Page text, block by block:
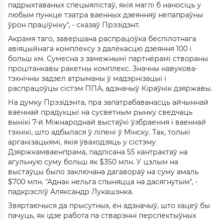
падрыхтаваных спецыялістаў, якія маглі б наносіць у
любым пункце тэатра ваенных дзеянняў непапраўны
ўрон праціўніку", - сказаў Прэзідэнт.
Акрамя таго, завершана распрацоўка беспілотнага
авіяцыйнага комплексу з далёкасцю дзеяння 100 і
больш км. Сумесна з замежнымі партнёрамі створаны
процітанкавы ракетны комплекс. Значны навукова-
тэхнічны задзел атрыманы ў мадэрнізацыі і
распрацоўцы сістэм ППА, адзначыў Кіраўнік дзяржавы.
На думку Прэзідэнта, пра запатрабаванасць айчыннай
ваеннай прадукцыі на сусветным рынку сведчаць
вынікі 7-й Міжнароднай выстаўкі ўзбраення і ваеннай
тэхнікі, што адбылася ў ліпені ў Мінску. Так, толькі
арганізацыямі, якія ўваходзяць у сістэму
Дзяржкамваенпрама, падпісана 55 кантрактаў на
агульную суму больш як $350 млн. У цэлым на
выстаўцы было заключана дагавораў на суму амаль
$700 млн. "Аднак нельга спыняцца на дасягнутым", -
падкрэсліў Аляксандр Лукашэнка.
Звяртаючыся да прысутных, ён адзначыў, што хацеў бы
пачуць, як ідзе работа па стварэнні перспектыўных